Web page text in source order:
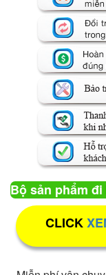
Bộ sản phẩm
CLICK